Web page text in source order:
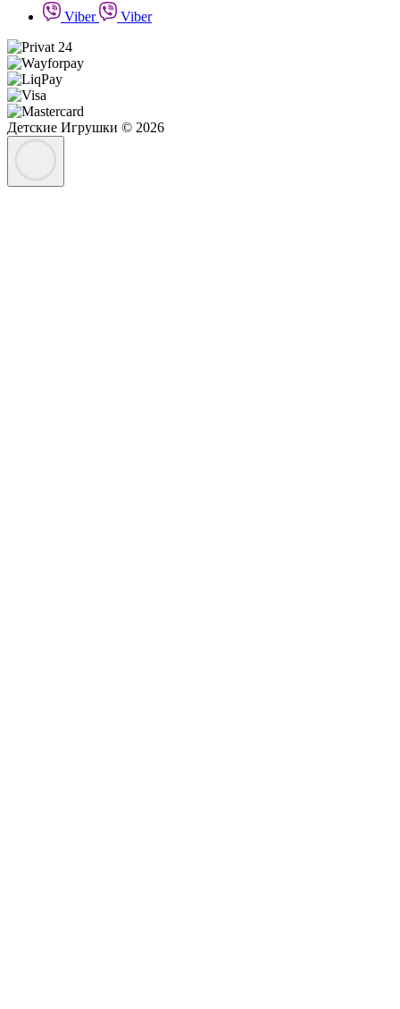
Viber Viber
Детские Игрушки © 2026